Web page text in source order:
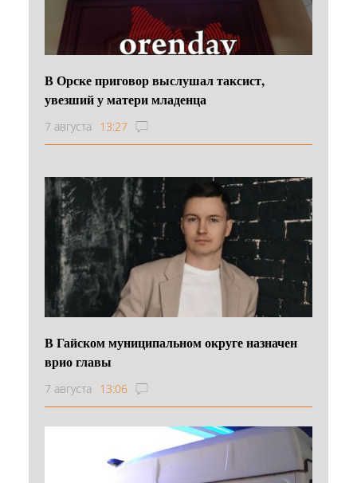
В Орске приговор выслушал таксист,
увезший у матери младенца
7 августа 13:27
В Гайском муниципальном округе назначен
врио главы
7 августа 13:06